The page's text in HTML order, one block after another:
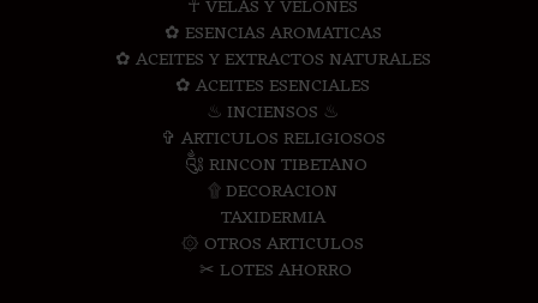
☥ VELAS Y VELONES
✿ ESENCIAS AROMATICAS
✿ ACEITES Y EXTRACTOS NATURALES
✿ ACEITES ESENCIALES
♨ INCIENSOS ♨
✞ ARTICULOS RELIGIOSOS
༃ RINCON TIBETANO
۩ DECORACION
TAXIDERMIA
۞ OTROS ARTICULOS
✂ LOTES AHORRO